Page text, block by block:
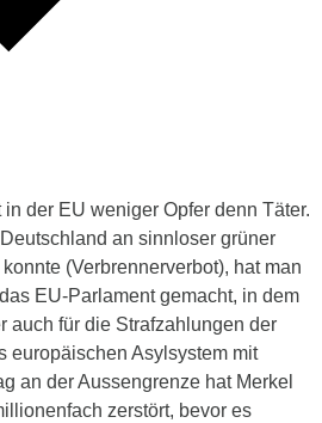
der EU weniger Opfer denn Täter.
an sinnloser grüner
(Verbrennerverbot), hat man
EU-Parlament gemacht, in dem
auch für die Strafzahlungen der
europäischen Asylsystem mit
an der Aussengrenze hat Merkel
zerstört, bevor es